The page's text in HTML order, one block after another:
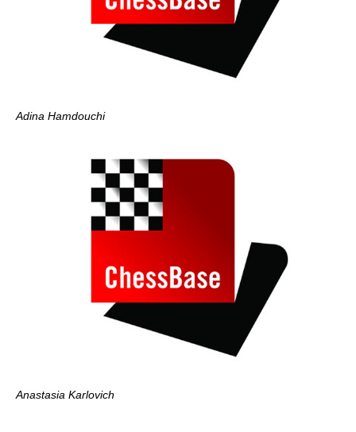
Adina Hamdouchi
Anastasia Karlovich